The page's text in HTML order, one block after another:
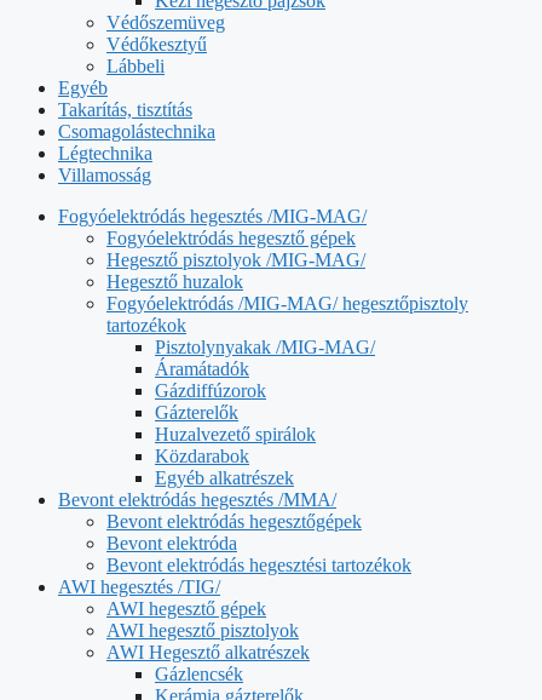
Védőszemüveg
Védőkesztyű
Lábbeli
Egyéb
Takarítás, tisztítás
Csomagolástechnika
Légtechnika
Villamosság
Fogyóelektródás hegesztés /MIG-MAG/
Fogyóelektródás hegesztő gépek
Hegesztő pisztolyok /MIG-MAG/
Hegesztő huzalok
Fogyóelektródás /MIG-MAG/ hegesztőpisztoly
tartozékok
Pisztolynyakak /MIG-MAG/
Áramátadók
Gázdiffúzorok
Gázterelők
Huzalvezető spirálok
Közdarabok
Egyéb alkatrészek
Bevont elektródás hegesztés /MMA/
Bevont elektródás hegesztőgépek
Bevont elektróda
Bevont elektródás hegesztési tartozékok
AWI hegesztés /TIG/
AWI hegesztő gépek
AWI hegesztő pisztolyok
AWI Hegesztő alkatrészek
Gázlencsék
Kerámia gázterelők